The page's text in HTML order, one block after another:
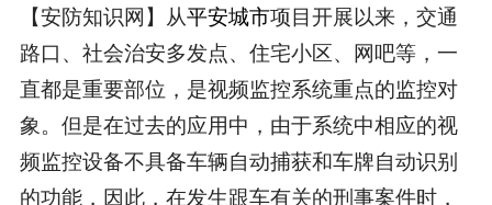
【安防知识网】从平安城市项目开展以来，交通
路口、社会治安多发点、住宅小区、网吧等，一
直都是重要部位，是视频监控系统重点的监控对
象。但是在过去的应用中，由于系统中相应的视
频监控设备不具备车辆自动捕获和车牌自动识别
的功能，因此，在发生跟车有关的刑事案件时，